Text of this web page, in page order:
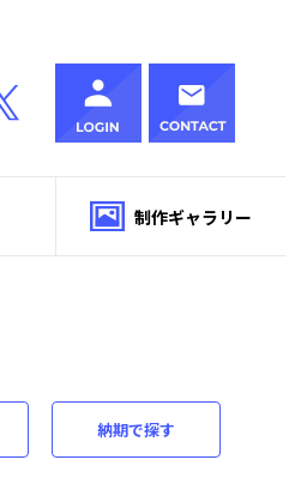
制作ギャラリー
納期で探す